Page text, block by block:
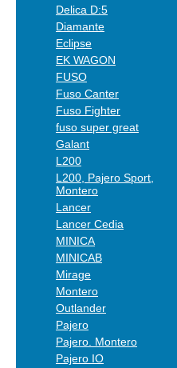
Delica D:5
Diamante
Eclipse
EK WAGON
FUSO
Fuso Canter
Fuso Fighter
fuso super great
Galant
L200
L200, Pajero Sport,
Montero
Lancer
Lancer Cedia
MINICA
MINICAB
Mirage
Montero
Outlander
Pajero
Pajero. Montero
Pajero IO